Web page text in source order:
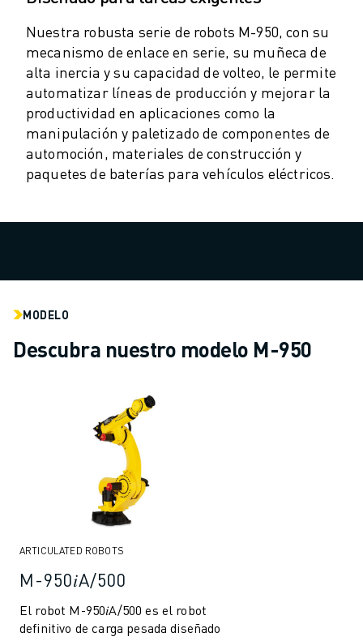
MÁQUINAS DE ELECTROEROSIÓN POR HILO
MÁQUINAS DE CORTE POR ELECTROEROSIÓN DE HILO ROBOCUT
HARDWARE DE ROBOCUT
SOFTWARE DE ROBOCUT
MANTENIMIENTO PREVENTIVO DE ROBOCUT
SOSTENIBILIDAD DE ROBOCUT
SOLUCIONES IIOT
TODAS LAS INDUSTRIAS
AUTOMOCIÓN
ALIMENTACIÓN Y BEBIDAS
ALMACENAMIENTO, LOGÍSTICA, CORREOS Y PAQUETERÍA
TODAS LAS APLICACIONES
MECANIZADO EN 5 EJES
MONTAJE
RECTIFICADO CNC
FRESADO CNC
Nuestra robusta serie de robots M-950, con su
mecanismo de enlace en serie, su muñeca de
alta inercia y su capacidad de volteo, le permite
automatizar líneas de producción y mejorar la
productividad en aplicaciones como la
manipulación y paletizado de componentes de
automoción, materiales de construcción y
paquetes de baterías para vehículos eléctricos.
MODELO
Descubra nuestro modelo M-950
ARTICULATED ROBOTS
M-950𝑖A/500
El robot M-950𝑖A/500 es el robot
definitivo de carga pesada diseñado